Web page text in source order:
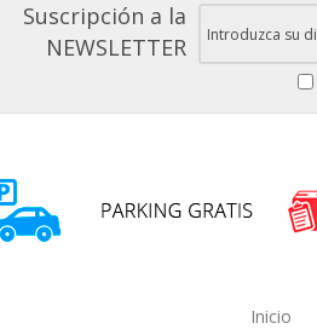
Suscripción a la
NEWSLETTER
Inicio